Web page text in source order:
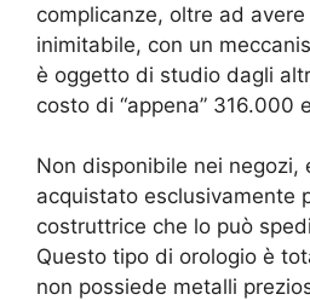
complicanze, oltre ad
inimitabile, con un
è oggetto di studio dagli
costo di “appena” 316.000
Non disponibile nei negozi,
acquistato esclusivamente
costruttrice che lo può
Questo tipo di orologio è
non possiede metalli